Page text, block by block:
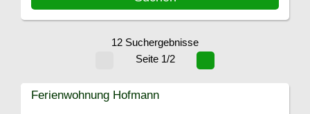
12 Suchergebnisse
Seite 1/2
Ferienwohnung Hofmann